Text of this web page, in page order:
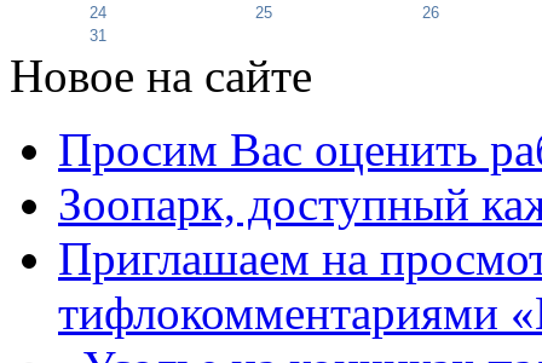
24
25
26
31
Новое на сайте
Просим Вас оценить
Зоопарк, доступный
Приглашаем на
тифлокомментариями